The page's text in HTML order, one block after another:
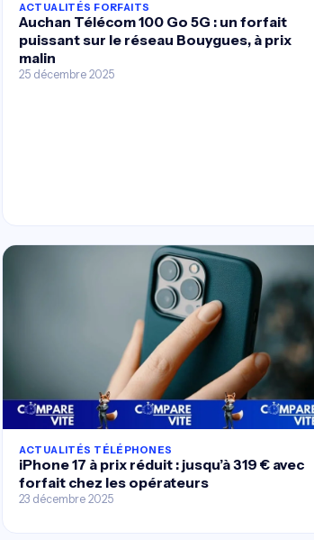
ACTUALITÉS FORFAITS
Auchan Télécom 100 Go 5G : un forfait
puissant sur le réseau Bouygues, à prix
malin
25 décembre 2025
ACTUALITÉS TÉLÉPHONES
iPhone 17 à prix réduit : jusqu’à 319 € avec
forfait chez les opérateurs
23 décembre 2025